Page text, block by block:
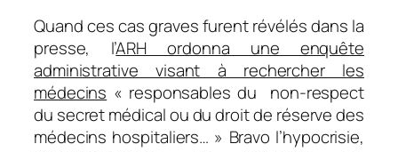
Quand ces cas graves furent révélés dans la
presse, l’ARH ordonna une enquête
administrative visant à rechercher les
médecins « responsables du non-respect
du secret médical ou du droit de réserve des
médecins hospitaliers… » Bravo l’hypocrisie,